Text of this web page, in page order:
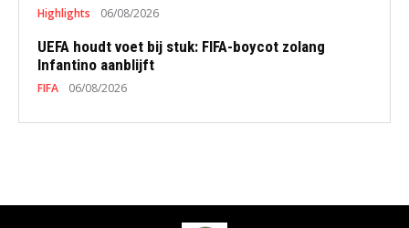
Highlights 06/08/2026
UEFA houdt voet bij stuk: FIFA-boycot zolang
Infantino aanblijft
FIFA 06/08/2026